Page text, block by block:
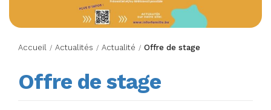
Accueil / Actualités / Actualité / Offre de stage
Offre de stage